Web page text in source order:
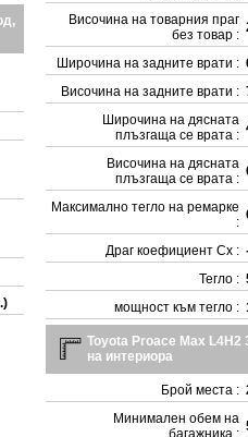
Височина на товарния праг
без товар :
Широчина на задните врати :
Височина на задните врати :
Широчина на дясната
плъзгаща се врата :
Височина на дясната
плъзгаща се врата :
Максимално тегло на ремарке
:
Драг коефициент Cx :
Тегло :
мощност към тегло :
Toyota Proace Max L4H2
на интериора
Брой места :
Минимален обем на
багажника :